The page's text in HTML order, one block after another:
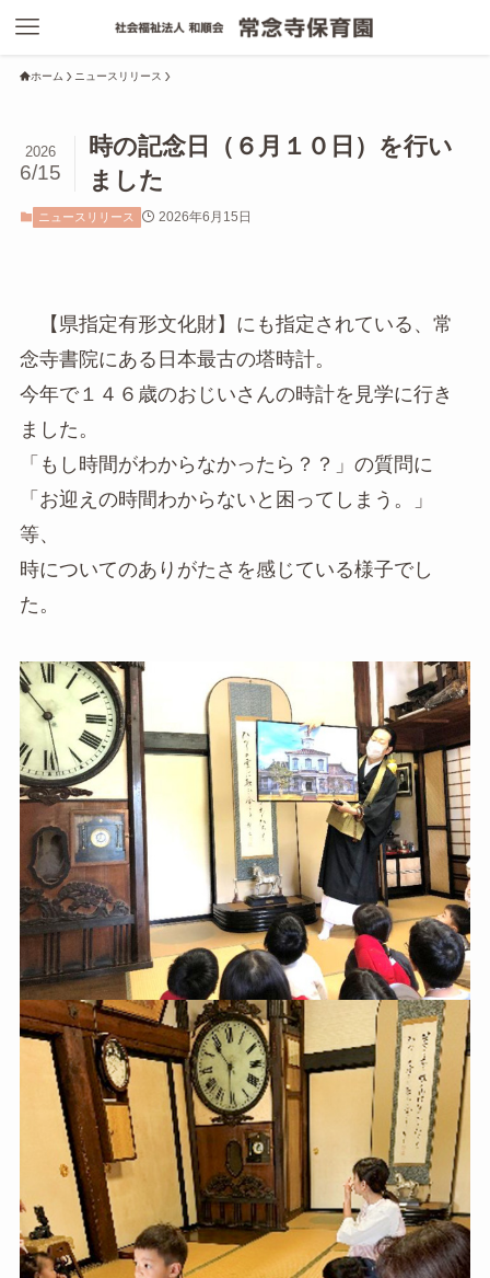
ホーム ニュースリリース
時の記念日（６月１０日）を行い
ました
2026
6/15
ニュースリリース 2026年6月15日
【県指定有形文化財】にも指定されている、常
念寺書院にある日本最古の塔時計。
今年で１４６歳のおじいさんの時計を見学に行き
ました。
「もし時間がわからなかったら？？」の質問に
「お迎えの時間わからないと困ってしまう。」
等、
時についてのありがたさを感じている様子でし
た。